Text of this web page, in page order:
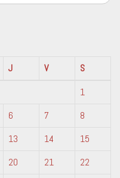
J V
S
1
6 7
8
13 14
15
20 21
22